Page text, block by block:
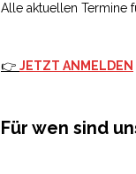
Alle aktuellen Termine
👉 JETZT ANMELDEN
Für wen sind